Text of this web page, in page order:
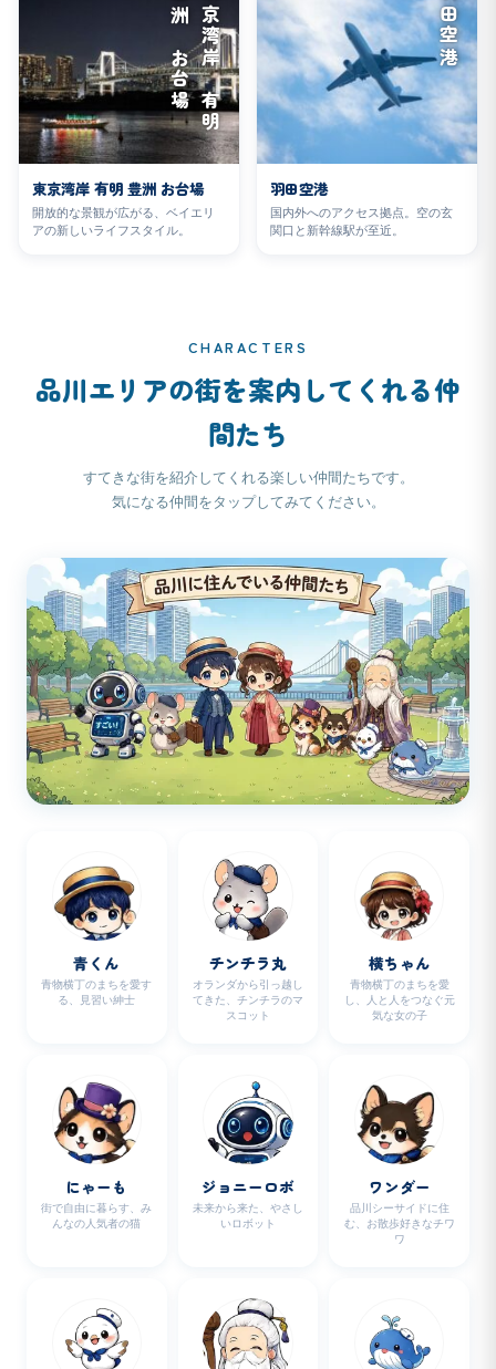
東
京
湾
岸
有
明
豊
洲
お
台
場
東京湾岸 有明 豊洲 お台場
開放的な景観が広がる、ベイエリ
アの新しいライフスタイル。
羽田空港
羽田空港
国内外へのアクセス拠点。空の玄
関口と新幹線駅が至近。
CHARACTERS
品川エリアの街を案内してくれる仲
間たち
すてきな街を紹介してくれる楽しい仲間たちです。
気になる仲間をタップしてみてください。
青くん
青物横丁のまちを愛す
る、見習い紳士
チンチラ丸
オランダから引っ越し
てきた、チンチラのマ
スコット
横ちゃん
青物横丁のまちを愛
し、人と人をつなぐ元
気な女の子
にゃーも
街で自由に暮らす、み
んなの人気者の猫
ジョニーロボ
未来から来た、やさし
いロボット
ワンダー
品川シーサイドに住
む、お散歩好きなチワ
ワ